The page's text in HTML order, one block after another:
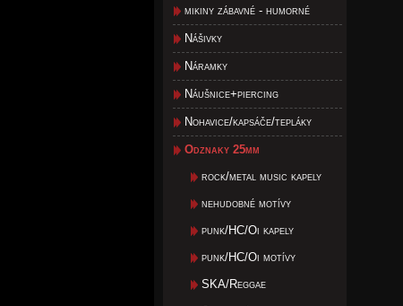
mikiny zábavné - humorné
Nášivky
Náramky
Náušnice+piercing
Nohavice/kapsáče/tepláky
Odznaky 25mm
rock/metal music kapely
nehudobné motívy
punk/HC/Oi kapely
punk/HC/Oi motívy
SKA/Reggae